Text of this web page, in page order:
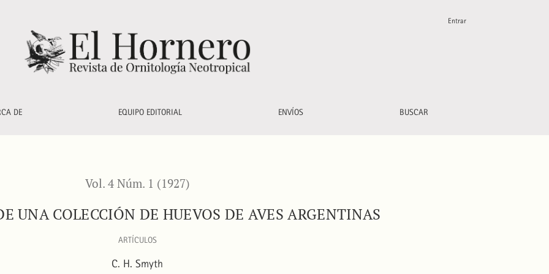
argentinas
DE EQUIPO EDITORIAL ENVÍOS BUSCAR
Entrar
Vol. 4 Núm. 1 (1927)
UNA COLECCIÓN DE HUEVOS DE AVES ARGENTINAS
ARTÍCULOS
C. H. Smyth